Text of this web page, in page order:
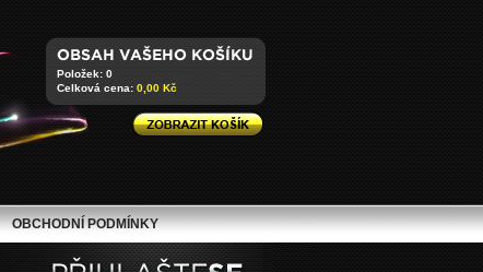
OBCHODNÍ PODMÍNKY
Položek: 0
Celková cena: 0,00 Kč